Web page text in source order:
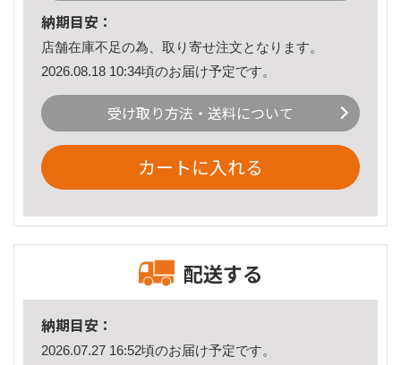
納期目安：
店舗在庫不足の為、取り寄せ注文となります。
2026.08.18 10:34頃のお届け予定です。
受け取り方法・送料について
カートに入れる
配送する
納期目安：
2026.07.27 16:52頃のお届け予定です。